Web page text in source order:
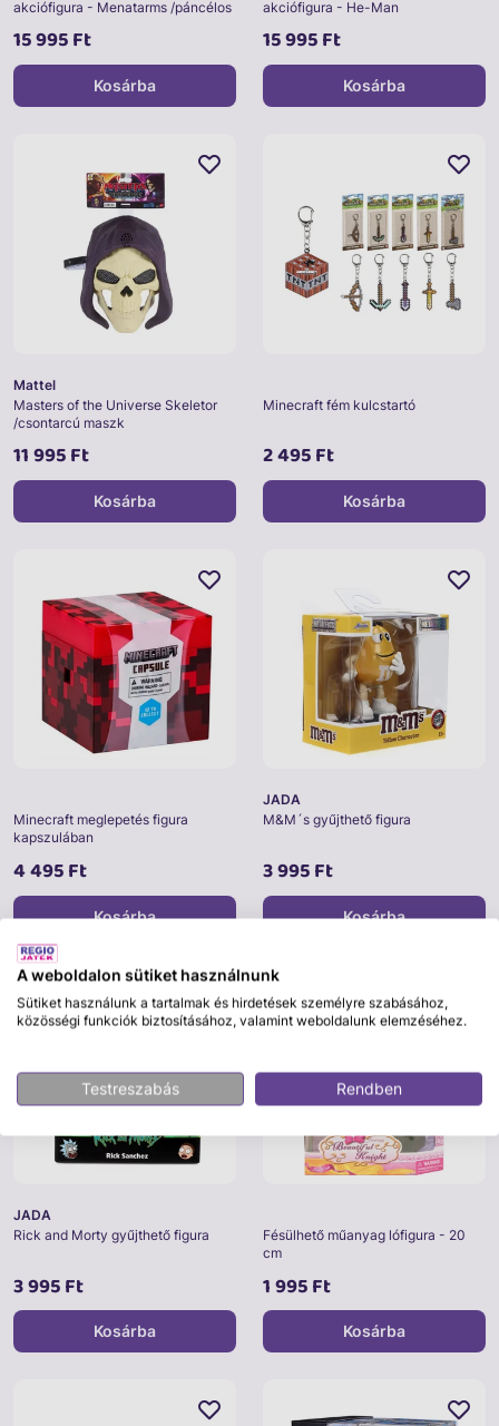
akciófigura - Menatarms /páncélos
15 995 Ft
Kosárba
akciófigura - He-Man
15 995 Ft
Kosárba
Mattel
Masters of the Universe Skeletor
/csontarcú maszk
11 995 Ft
Kosárba
Minecraft fém kulcstartó
2 495 Ft
Kosárba
Minecraft meglepetés figura
kapszulában
4 495 Ft
Kosárba
JADA
M&M´s gyűjthető figura
3 995 Ft
Kosárba
JADA
Rick and Morty gyűjthető figura
3 995 Ft
Kosárba
Fésülhető műanyag lófigura - 20
cm
1 995 Ft
Kosárba
A weboldalon sütiket használnunk
Sütiket használunk a tartalmak és hirdetések személyre szabásához,
közösségi funkciók biztosításához, valamint weboldalunk elemzéséhez.
Testreszabás Rendben